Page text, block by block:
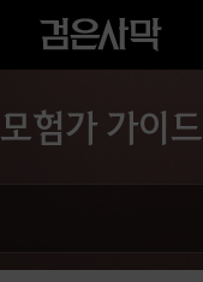
모험가 가이드